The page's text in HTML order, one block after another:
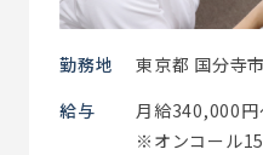
勤務地
東京都 国分寺市
給与
月給340,000円
※オンコール